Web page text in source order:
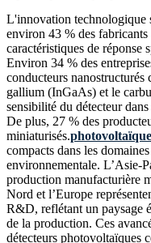
L'innovation technologique
environ 43 % des
caractéristiques de réponse
Environ 34 % des
conducteurs
gallium (InGaAs) et le
sensibilité du détecteur
De plus, 27 % des
miniaturisés.photovoltaïque
compacts dans les
environnementale. L’Asie-
production manufacturière
Nord et l’Europe
R&D, reflétant un paysage
de la production. Ces
détecteurs photovoltaïques